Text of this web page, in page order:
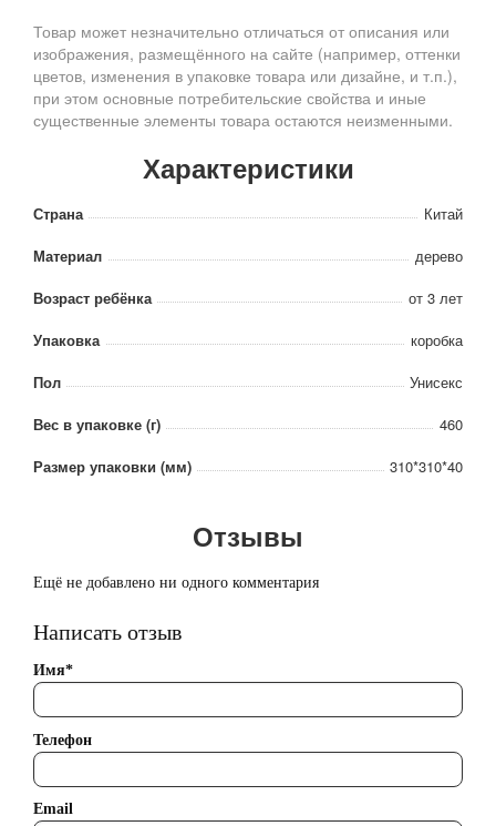
Товар может незначительно отличаться от описания или
изображения, размещённого на сайте (например, оттенки
цветов, изменения в упаковке товара или дизайне, и т.п.),
при этом основные потребительские свойства и иные
существенные элементы товара остаются неизменными.
Характеристики
Страна
Китай
Материал
дерево
Возраст ребёнка
от 3 лет
Упаковка
коробка
Пол
Унисекс
Вес в упаковке (г)
460
Размер упаковки (мм)
310*310*40
Отзывы
Ещё не добавлено ни одного комментария
Написать отзыв
Имя*
Телефон
Email